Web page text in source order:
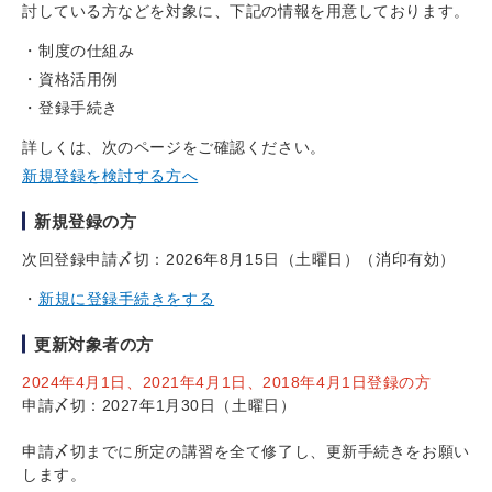
討している方などを対象に、下記の情報を用意しております。
制度の仕組み
資格活用例
登録手続き
詳しくは、次のページをご確認ください。
新規登録を検討する方へ
新規登録の方
次回登録申請〆切：2026年8月15日（土曜日）（消印有効）
新規に登録手続きをする
更新対象者の方
2024年4月1日、2021年4月1日、2018年4月1日登録の方
申請〆切：2027年1月30日（土曜日）
申請〆切までに所定の講習を全て修了し、更新手続きをお願い
します。